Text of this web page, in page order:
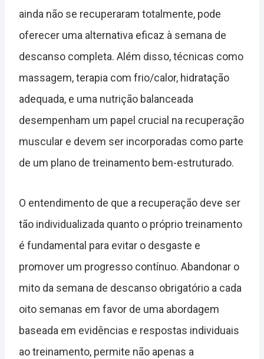
ainda não se recuperaram totalmente, pode
oferecer uma alternativa eficaz à semana de
descanso completa. Além disso, técnicas como
massagem, terapia com frio/calor, hidratação
adequada, e uma nutrição balanceada
desempenham um papel crucial na recuperação
muscular e devem ser incorporadas como parte
de um plano de treinamento bem-estruturado.
O entendimento de que a recuperação deve ser
tão individualizada quanto o próprio treinamento
é fundamental para evitar o desgaste e
promover um progresso contínuo. Abandonar o
mito da semana de descanso obrigatório a cada
oito semanas em favor de uma abordagem
baseada em evidências e respostas individuais
ao treinamento, permite não apenas a